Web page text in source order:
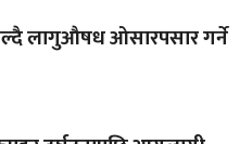
लागुऔषध ओसारपसार गर्ने